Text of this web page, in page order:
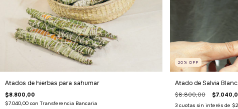
Atados de hierbas para sahumar
$8.800,00
$7.040,00 con Transferencia Bancaria
20 % OFF
Atado de Salvia
$8.800,00
3 cuotas sin interés de